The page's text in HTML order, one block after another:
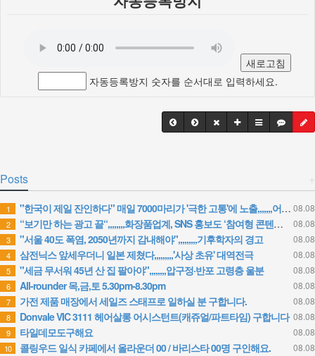
새로고침
자동등록방지 숫자를 순서대로 입력하세요.
+
Posts
08.08
1 "한국이 제일 잔인하다" 매일 7000마리가 '극한 고통'에 노출,,,,,,,어쩌다 이렇게까지
08.08
2 “보기만 하는 광고 끝“,,,,,,,,화장품업계, SNS 홍보도 ‘참여형 콘텐츠’로 변모
08.08
3 "서울 40도 폭염, 2050년까지 감내해야",,,,,,,,,기후학자의 경고
08.08
4 삼전닉스 앞세우더니 일본 제쳤다,,,,,,,,,'사상 초유' 대역전극
08.08
5 "세금 무서워 45년 산 집 팔아야",,,,,,,,압구정·반포 고령층 울분
08.08
6 All-rounder 목,금,토 5.30pm-8.30pm
08.08
7 가전 제품 매장에서 세일즈 스태프로 일하실 분 구합니다.
08.08
8 Donvale VIC 3111 헤어살롱 어시스턴트(캐쥬얼/파트타임) 구합니다
08.08
9 타일데모도구해요
08.08
10 콜링우드 일식 카페에서 올라운더 00 / 바리스타 00명 구인해요.